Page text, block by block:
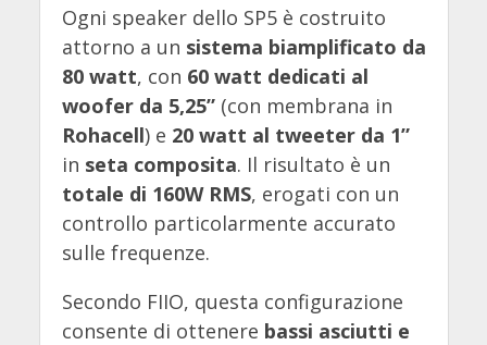
Ogni speaker dello SP5 è costruito
attorno a un sistema biamplificato da
80 watt, con 60 watt dedicati al
woofer da 5,25”(con membrana in
Rohacell) e 20 watt al tweeter da 1”
in seta composita. Il risultato è un
totale di 160W RMS, erogati con un
controllo particolarmente accurato
sulle frequenze.
Secondo FIIO, questa configurazione
consente di ottenere bassi asciutti e